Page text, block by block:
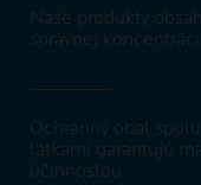
Naše produkty
správnej koncentrácii.
Ochranný obal
látkami garantujú
účinnosťou.